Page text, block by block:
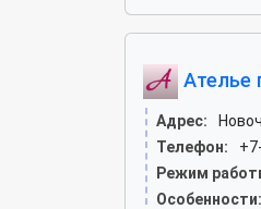
Ателье
Адрес:
Телефон:
Режим
Особенности: